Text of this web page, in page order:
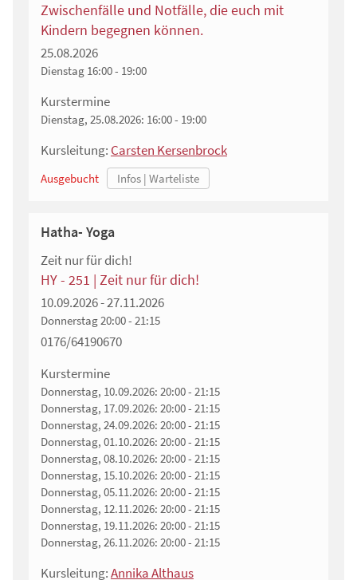
Zwischenfälle und Notfälle, die euch mit
Kindern begegnen können.
25.08.2026
Dienstag 16:00 - 19:00
Kurstermine
Dienstag, 25.08.2026: 16:00 - 19:00
Kursleitung: Carsten Kersenbrock
Ausgebucht
Hatha- Yoga
Zeit nur für dich!
HY - 251 | Zeit nur für dich!
10.09.2026 - 27.11.2026
Donnerstag20:00 - 21:15
0176/64190670
Kurstermine
Donnerstag, 10.09.2026: 20:00 - 21:15
Donnerstag, 17.09.2026: 20:00 - 21:15
Donnerstag, 24.09.2026: 20:00 - 21:15
Donnerstag, 01.10.2026: 20:00 - 21:15
Donnerstag, 08.10.2026: 20:00 - 21:15
Donnerstag, 15.10.2026: 20:00 - 21:15
Donnerstag, 05.11.2026: 20:00 - 21:15
Donnerstag, 12.11.2026: 20:00 - 21:15
Donnerstag, 19.11.2026: 20:00 - 21:15
Donnerstag, 26.11.2026: 20:00 - 21:15
Kursleitung:Annika Althaus